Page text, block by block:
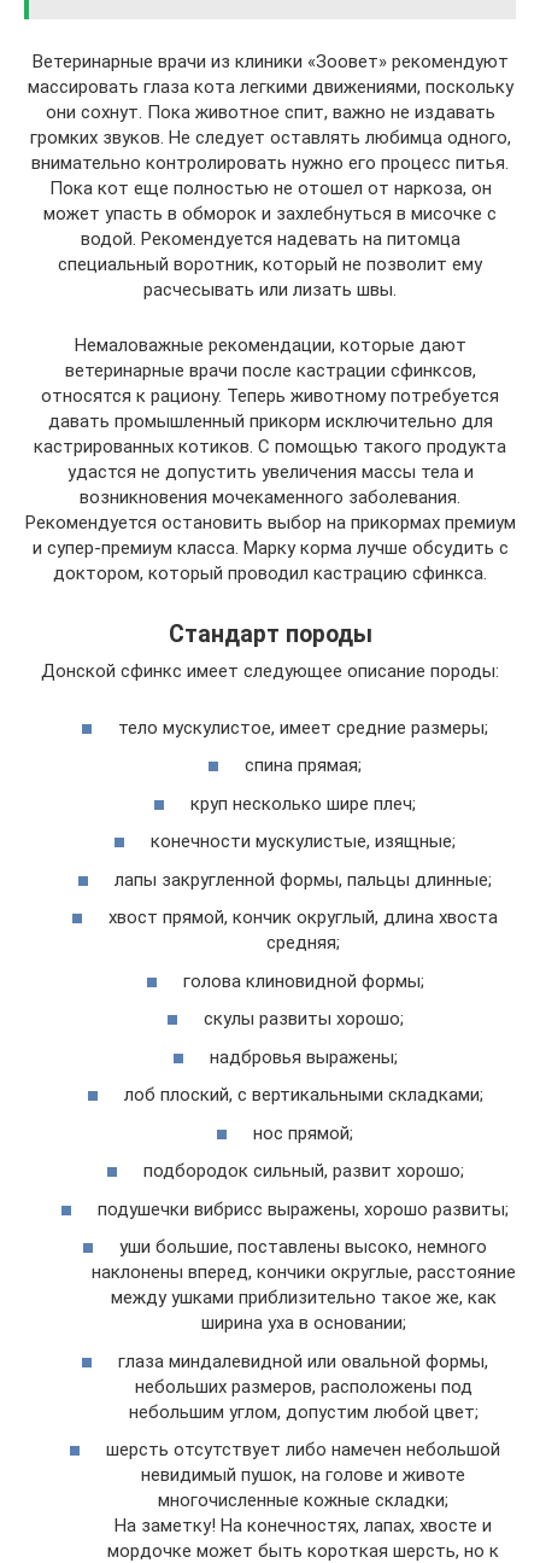
Ветеринарные врачи из клиники «Зоовет» рекомендуют
массировать глаза кота легкими движениями, поскольку
они сохнут. Пока животное спит, важно не издавать
громких звуков. Не следует оставлять любимца одного,
внимательно контролировать нужно его процесс питья.
Пока кот еще полностью не отошел от наркоза, он
может упасть в обморок и захлебнуться в мисочке с
водой. Рекомендуется надевать на питомца
специальный воротник, который не позволит ему
расчесывать или лизать швы.
Немаловажные рекомендации, которые дают
ветеринарные врачи после кастрации сфинксов,
относятся к рациону. Теперь животному потребуется
давать промышленный прикорм исключительно для
кастрированных котиков. С помощью такого продукта
удастся не допустить увеличения массы тела и
возникновения мочекаменного заболевания.
Рекомендуется остановить выбор на прикормах премиум
и супер-премиум класса. Марку корма лучше обсудить с
доктором, который проводил кастрацию сфинкса.
Стандарт породы
Донской сфинкс имеет следующее описание породы:
тело мускулистое, имеет средние размеры;
спина прямая;
круп несколько шире плеч;
конечности мускулистые, изящные;
лапы закругленной формы, пальцы длинные;
хвост прямой, кончик округлый, длина хвоста
средняя;
голова клиновидной формы;
скулы развиты хорошо;
надбровья выражены;
лоб плоский, с вертикальными складками;
нос прямой;
подбородок сильный, развит хорошо;
подушечки вибрисс выражены, хорошо развиты;
уши большие, поставлены высоко, немного
наклонены вперед, кончики округлые, расстояние
между ушками приблизительно такое же, как
ширина уха в основании;
глаза миндалевидной или овальной формы,
небольших размеров, расположены под
небольшим углом, допустим любой цвет;
шерсть отсутствует либо намечен небольшой
невидимый пушок, на голове и животе
многочисленные кожные складки;
На заметку! На конечностях, лапах, хвосте и
мордочке может быть короткая шерсть, но к